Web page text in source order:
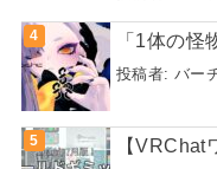
「1体の
投稿者: バー
【